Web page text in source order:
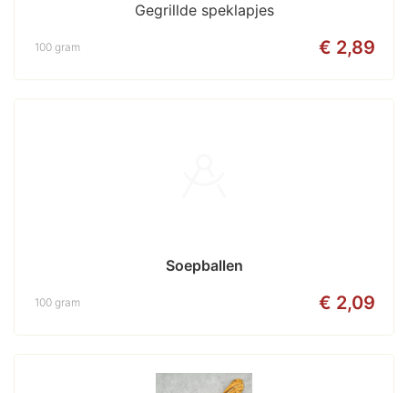
Gegrillde speklapjes
€ 2,89
100 gram
Soepballen
€ 2,09
100 gram